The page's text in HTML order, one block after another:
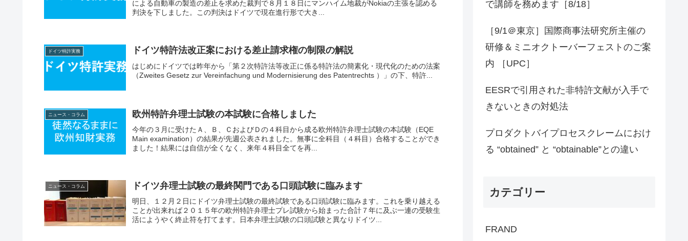
による自動車の製造の差止を求めた裁判で８月１８日にマンハイム地裁がNokiaの主張を認める
判決を下しました。この判決はドイツで現在進行形で大き...
ドイツ特許実務 ドイツ特許法改正案における差止請求権の制限の解説
はじめにドイツでは昨年から「第２次特許法等改正に係る特許法の簡素化・現代化のための法案
（Zweites Gesetz zur Vereinfachung und Modernisierung des Patentrechts ）」の下、特許...
ニュース・コラム 欧州特許弁理士試験の本試験に合格しました
今年の３月に受けたＡ、Ｂ、ＣおよびＤの４科目から成る欧州特許弁理士試験の本試験（EQE
Main examination）の結果が先週公表されました。無事に全科目（４科目）合格することができ
ました！結果には自信が全くなく、来年４科目全てを再...
ニュース・コラム ドイツ弁理士試験の最終関門である口頭試験に臨みます
明日、１２月２日にドイツ弁理士試験の最終試験である口頭試験に臨みます。これを乗り越える
ことが出来れば２０１５年の欧州特許弁理士プレ試験から始まった合計７年に及ぶ一連の受験生
活にようやく終止符を打てます。日本弁理士試験の口頭試験と異なりドイツ...
で講師を務めます［8/18］
［9/1＠東京］国際商事法研究所主催の
研修＆ミニオクトーバーフェストのご案
内 ［UPC］
EESRで引用された非特許文献が入手で
きないときの対処法
プロダクトバイプロセスクレームにおけ
る “obtained” と “obtainable”との違い
カテゴリー
FRAND